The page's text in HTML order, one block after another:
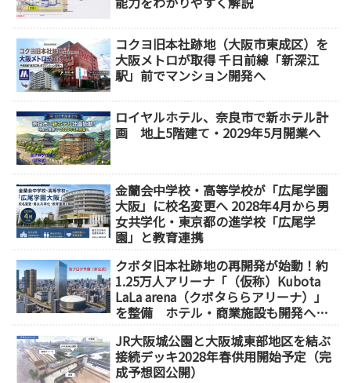
コクヨ旧本社跡地（大阪市東成区）を
大阪メトロが取得 千日前線「新深江
駅」前でマンション開発へ
ロイヤルホテル、奈良市で新ホテル計
画 地上5階建て・2029年5月開業へ
金蘭会中学校・高等学校が「広尾学園
大阪」に校名変更へ 2028年4月から男
女共学化・東京都の進学校「広尾学
園」と教育連携
クボタ旧本社跡地の再開発が始動！約
1.25万人アリーナ「（仮称）Kubota
LaLa arena（クボタららアリーナ）」
を整備 ホテル・商業施設も開発へ
JR大阪城公園と大阪城東部地区を結ぶ
接続デッキ2028年春供用開始予定（完
成予想図公開）